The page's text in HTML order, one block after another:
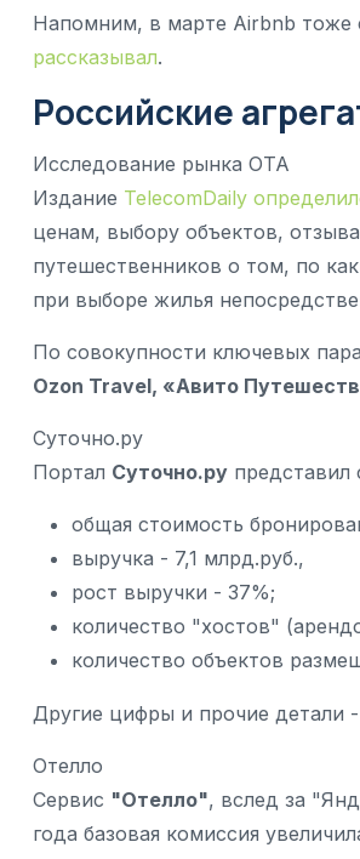
Напомним, в марте Airbnb тоже
рассказывал.
Российские
Исследование рынка OTA
Издание TelecomDaily
ценам, выбору объектов,
путешественников о том, по
при выборе жилья
По совокупности ключевых
Ozon Travel, «Авито
Суточно.ру
Портал Суточно.ру представил
общая стоимость
выручка - 7,1 млрд.руб.,
рост выручки - 37%;
количество "хостов"
количество объектов
Другие цифры и прочие детали
Отелло
Сервис "Отелло", вслед за
года базовая комиссия